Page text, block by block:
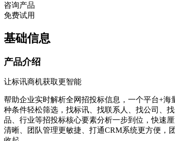
咨询产品
免费试用
基础信息
产品介绍
让标讯商机获取更智能
帮助企业实时解析全网招投标信息，一个平台+
种条件轻松筛选，找标讯、找联系人、找公司、
品、行业等招投标核心要素分析一步到位，快速
清晰、团队管理更敏捷、打通CRM系统更方便，